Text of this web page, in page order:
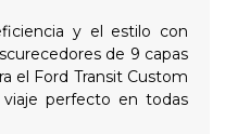
y el estilo con
de 9 capas
el Ford Transit Custom
perfecto en todas